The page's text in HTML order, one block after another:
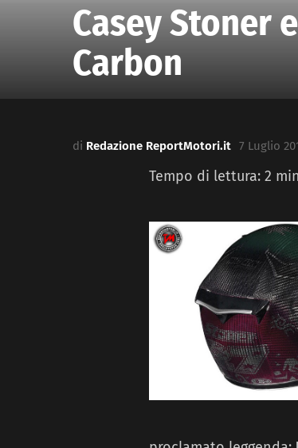
Casey Stoner
Carbon
di Redazione ReportMotori.it 7 Luglio
Tempo di lettura: 2